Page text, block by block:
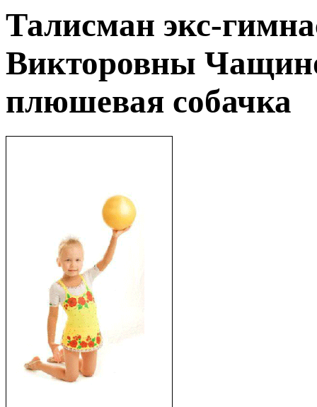
Талисман экс-
Викторовны
плюшевая собачка